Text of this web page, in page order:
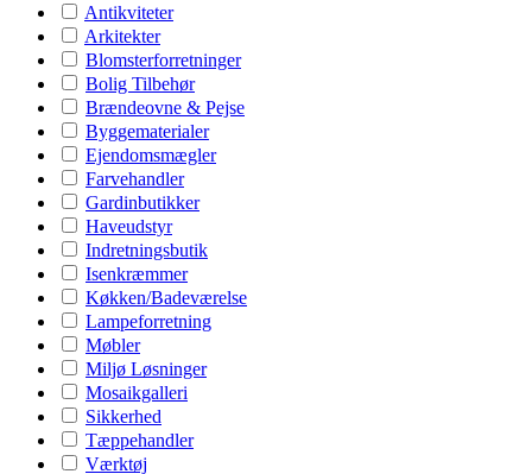
Antikviteter
Arkitekter
Blomsterforretninger
Bolig Tilbehør
Brændeovne & Pejse
Byggematerialer
Ejendomsmægler
Farvehandler
Gardinbutikker
Haveudstyr
Indretningsbutik
Isenkræmmer
Køkken/Badeværelse
Lampeforretning
Møbler
Miljø Løsninger
Mosaikgalleri
Sikkerhed
Tæppehandler
Værktøj